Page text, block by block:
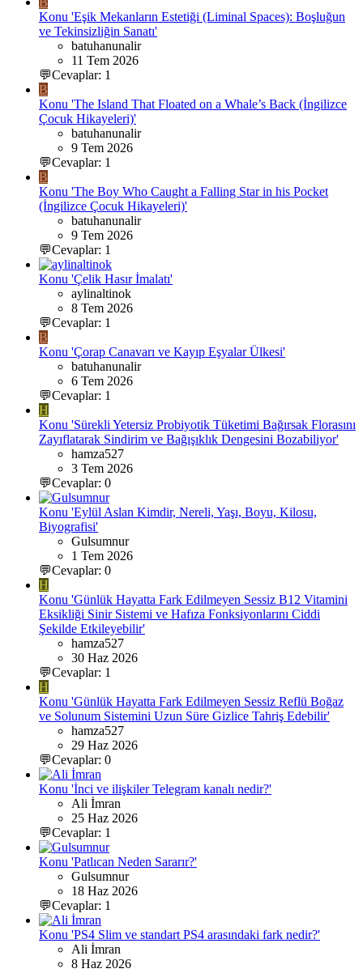
Konu 'Eşik Mekanların Estetiği (Liminal Spaces): Boşluğun
ve Tekinsizliğin Sanatı'
batuhanunalir
11 Tem 2026
💬Cevaplar: 1
B
Konu 'The Island That Floated on a Whale’s Back (İngilizce
Çocuk Hikayeleri)'
batuhanunalir
9 Tem 2026
💬Cevaplar: 1
B
Konu 'The Boy Who Caught a Falling Star in his Pocket
(İngilizce Çocuk Hikayeleri)'
batuhanunalir
9 Tem 2026
💬Cevaplar: 1
Konu 'Çelik Hasır İmalatı'
aylinaltinok
8 Tem 2026
💬Cevaplar: 1
B
Konu 'Çorap Canavarı ve Kayıp Eşyalar Ülkesi'
batuhanunalir
6 Tem 2026
💬Cevaplar: 1
H
Konu 'Sürekli Yetersiz Probiyotik Tüketimi Bağırsak Florasını
Zayıflatarak Sindirim ve Bağışıklık Dengesini Bozabiliyor'
hamza527
3 Tem 2026
💬Cevaplar: 0
Konu 'Eylül Aslan Kimdir, Nereli, Yaşı, Boyu, Kilosu,
Biyografisi'
Gulsumnur
1 Tem 2026
💬Cevaplar: 0
H
Konu 'Günlük Hayatta Fark Edilmeyen Sessiz B12 Vitamini
Eksikliği Sinir Sistemi ve Hafıza Fonksiyonlarını Ciddi
Şekilde Etkileyebilir'
hamza527
30 Haz 2026
💬Cevaplar: 1
H
Konu 'Günlük Hayatta Fark Edilmeyen Sessiz Reflü Boğaz
ve Solunum Sistemini Uzun Süre Gizlice Tahriş Edebilir'
hamza527
29 Haz 2026
💬Cevaplar: 0
Konu 'İnci ve ilişkiler Telegram kanalı nedir?'
Ali İmran
25 Haz 2026
💬Cevaplar: 1
Konu 'Patlıcan Neden Sararır?'
Gulsumnur
18 Haz 2026
💬Cevaplar: 1
Konu 'PS4 Slim ve standart PS4 arasındaki fark nedir?'
Ali İmran
8 Haz 2026